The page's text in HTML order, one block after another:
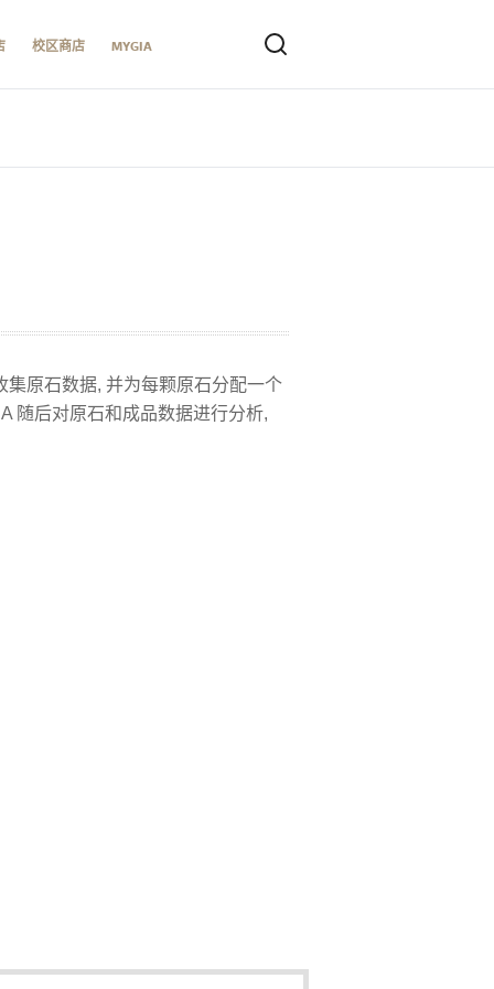
校区商店 MYGIA
原石数据, 并为每颗原石分配一个
随后对原石和成品数据进行分析,